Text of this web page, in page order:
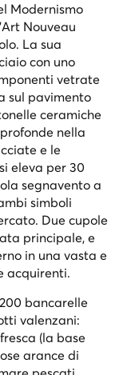
Modernismo
Nouveau
La sua
con uno
vetrate
sul pavimento
ceramiche
nella
e le
eleva per 30
segnavento a
simboli
Due cupole
principale, e
in una vasta e
acquirenti.
bancarelle
valenzani:
(la base
arance di